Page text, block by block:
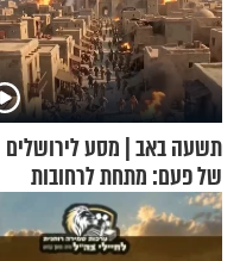
תשעה באב | מסע לירושלים
של פעם: מתחת לרחובות
ירושלים